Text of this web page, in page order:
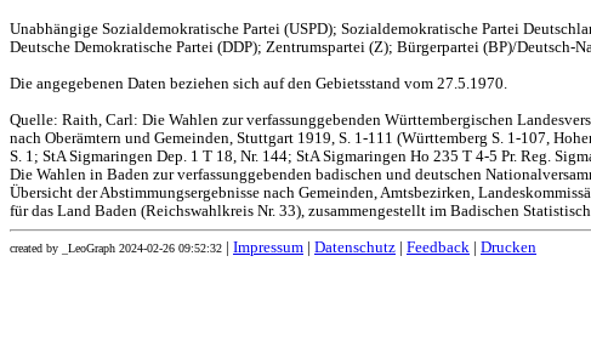
Unabhängige Sozialdemokratische Partei (USPD); Sozialdemokratische Partei
Deutsche Demokratische Partei (DDP); Zentrumspartei (Z); Bürgerpartei (BP)/
Die angegebenen Daten beziehen sich auf den Gebietsstand vom 27.5.1970.
Quelle: Raith, Carl: Die Wahlen zur verfassunggebenden Württembergischen
nach Oberämtern und Gemeinden, Stuttgart 1919, S. 1-111 (Württemberg S. 1-107,
S. 1; StA Sigmaringen Dep. 1 T 18, Nr. 144; StA Sigmaringen Ho 235 T 4-5 Pr. Reg.
Die Wahlen in Baden zur verfassunggebenden badischen und deutschen
Übersicht der Abstimmungsergebnisse nach Gemeinden, Amtsbezirken,
für das Land Baden (Reichswahlkreis Nr. 33), zusammengestellt im Badischen
created by _LeoGraph 2024-02-26 09:52:32 Impressum Datenschutz Feedback Drucken